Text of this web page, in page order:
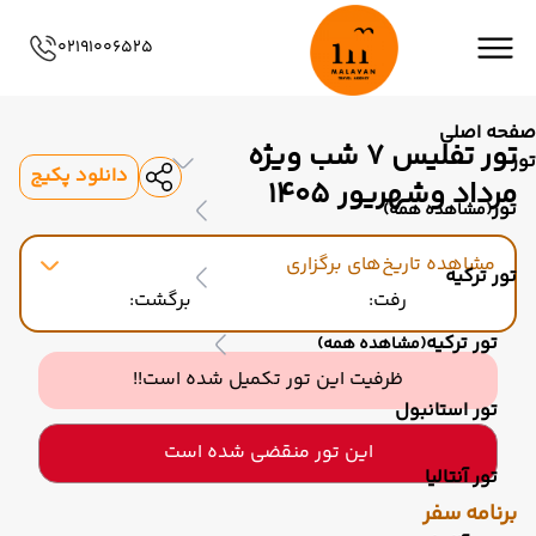
صفحه اصلی
تور
تور(مشاهده همه)
تور ترکیه
تور ترکیه(مشاهده همه)
تور استانبول
تور آنتالیا
02191006525
تور تفلیس ۷ شب ویژه
مرداد وشهریور 1405
دانلود پکیج
مشاهده تاریخ‌های برگزاری
رفت:
برگشت:
ظرفیت این تور تکمیل شده است!!
این تور منقضی شده است
برنامه سفر